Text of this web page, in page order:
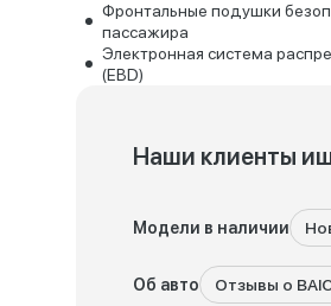
Фронтальные подушки
пассажира
Электронная система
(EBD)
Наши клиенты
Модели в наличии
Об авто Отзывы о